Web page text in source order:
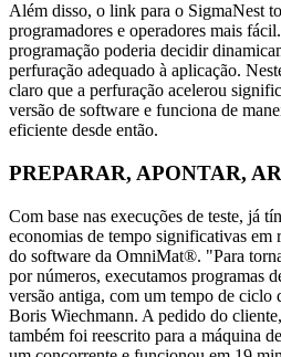
Além disso, o link para o SigmaNest
programadores e operadores mais
programação poderia decidir
perfuração adequado à aplicação.
claro que a perfuração acelerou
versão de software e funciona de
eficiente desde então.
PREPARAR, APONTAR,
Com base nas execuções de teste, já
economias de tempo significativas em
do software da OmniMat®. "Para
por números, executamos programas
versão antiga, com um tempo de ciclo
Boris Wiechmann. A pedido do
também foi reescrito para a máquina